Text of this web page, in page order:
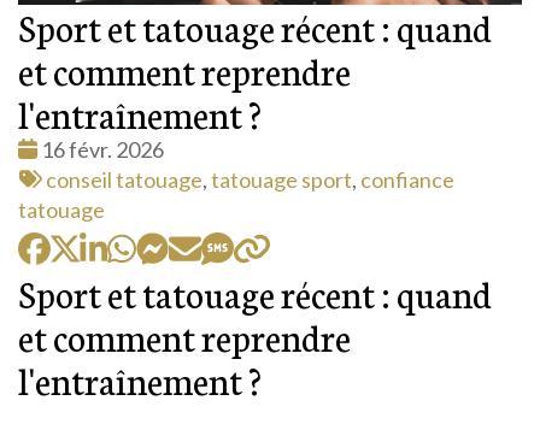
Sport et tatouage récent : quand
et comment reprendre
l'entraînement ?
Date
:
16 févr. 2026
Tags
:
conseil tatouage,tatouage sport, confiance
tatouage
Sport et tatouage récent : quand
et comment reprendre
l'entraînement ?